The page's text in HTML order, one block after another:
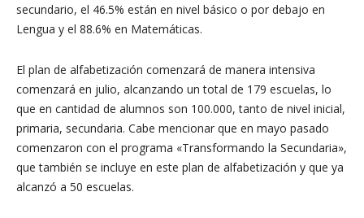
secundario, el 46.5% están en nivel básico o por debajo en
Lengua y el 88.6% en Matemáticas.
El plan de alfabetización comenzará de manera intensiva
comenzará en julio, alcanzando un total de 179 escuelas, lo
que en cantidad de alumnos son 100.000, tanto de nivel inicial,
primaria, secundaria. Cabe mencionar que en mayo pasado
comenzaron con el programa «Transformando la Secundaria»,
que también se incluye en este plan de alfabetización y que ya
alcanzó a 50 escuelas.